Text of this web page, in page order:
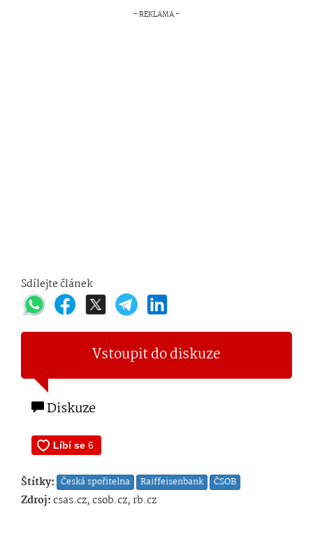
Sdílejte článek
Vstoupit do diskuze
Diskuze
Štítky: Česká spořitelna Raiffeisenbank ČSOB
Zdroj:csas.cz, csob.cz, rb.cz